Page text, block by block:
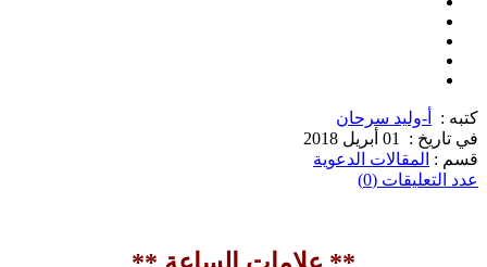
كتبه :
أ-وليد سرحان
في تاريخ :
01 أبريل 2018
قسم : المقالات الدعوية
عدد التعليقات (0)